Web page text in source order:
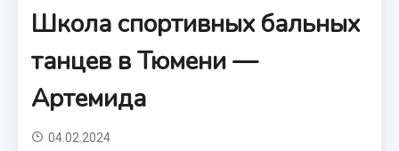
Школа спортивных бальных
танцев в Тюмени —
Артемида
04.02.2024